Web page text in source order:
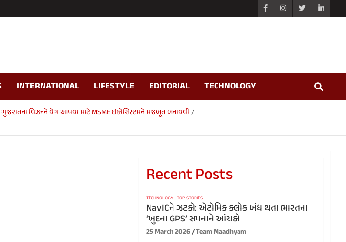
INTERNATIONAL LIFESTYLE EDITORIAL TECHNOLOGY
ગુજરાતના વિઝનને વેગ આપવા માટે MSME ઇકોસિસ્ટમને મજબૂત બનાવવી
Recent Posts
TECHNOLOGY TOP STORIES
NavICને ઝટકો: એટોમિક ક્લોક બંધ થતા ભારતના
‘ખુદના GPS’ સપનાને આંચકો
25 March 2026 Team Maadhyam